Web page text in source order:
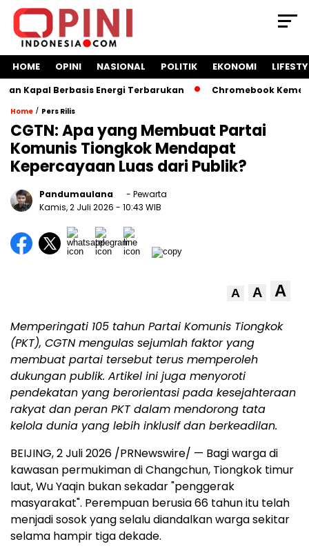
HOME OPINI NASIONAL POLITIK EKONOMI
Kapal Berbasis Energi Terbarukan Chromebook
Home / Pers Rilis
CGTN: Apa yang Membuat Partai
Komunis Tiongkok Mendapat
Kepercayaan Luas dari Publik?
Pandumaulana
- Pewarta
Kamis, 2 Juli 2026 - 10:43 WIB
A A A
Memperingati 105 tahun Partai Komunis Tiongkok
(PKT), CGTN mengulas sejumlah faktor yang
membuat partai tersebut terus memperoleh
dukungan publik. Artikel ini juga menyoroti
pendekatan yang berorientasi pada kesejahteraan
rakyat dan peran PKT dalam mendorong tata
kelola dunia yang lebih inklusif dan berkeadilan.
BEIJING, 2 Juli 2026 /PRNewswire/ — Bagi warga di
kawasan permukiman di Changchun, Tiongkok timur
laut, Wu Yaqin bukan sekadar "penggerak
masyarakat". Perempuan berusia 66 tahun itu telah
menjadi sosok yang selalu diandalkan warga sekitar
selama hampir tiga dekade.